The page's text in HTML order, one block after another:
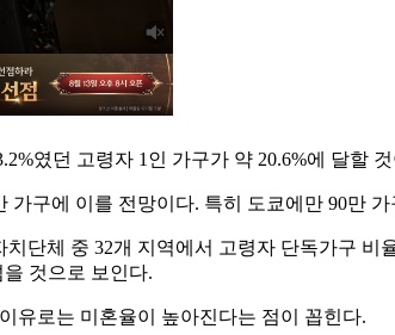
였던 고령자 1인 가구가 약 20.6%에 달할
가구에 이를 전망이다. 특히 도쿄에만 90만
치단체 중 32개 지역에서 고령자 단독가구
것으로 보인다.
유로는 미혼율이 높아진다는 점이 꼽힌다.